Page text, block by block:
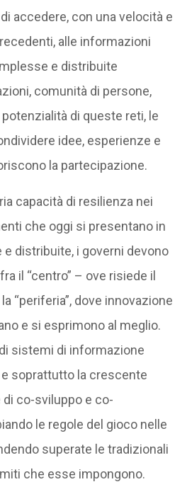
accedere, con una velocità e
alle informazioni
e distribuite
comunità di persone,
di queste reti, le
idee, esperienze e
la partecipazione.
capacità di resilienza nei
che oggi si presentano in
distribuite, i governi devono
il “centro” – ove risiede il
“periferia”, dove innovazione
e si esprimono al meglio.
sistemi di informazione
soprattutto la crescente
co-sviluppo e co-
le regole del gioco nelle
superate le tradizionali
che esse impongono.